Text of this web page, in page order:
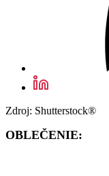
Zdroj: Shutterstock®
OBLEČENIE: